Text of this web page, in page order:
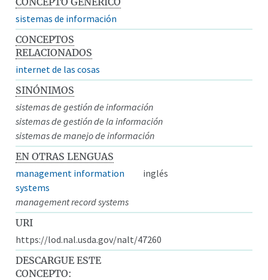
sistemas de información
CONCEPTOS
RELACIONADOS
internet de las cosas
SINÓNIMOS
sistemas de gestión de información
sistemas de gestión de la información
sistemas de manejo de información
EN OTRAS LENGUAS
management information
systems
inglés
management record systems
URI
https://lod.nal.usda.gov/nalt/47260
DESCARGUE ESTE
CONCEPTO: